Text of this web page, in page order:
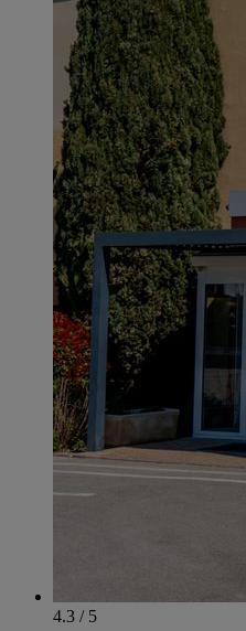
4.3 / 5